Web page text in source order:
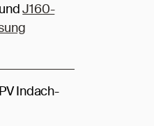
undJ160-
Indach-